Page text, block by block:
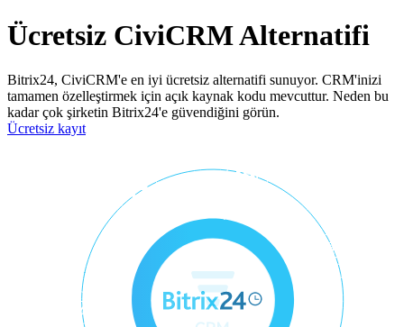
Ücretsiz CiviCRM Alternatifi
Bitrix24, CiviCRM'e en iyi ücretsiz alternatifi sunuyor. CRM'inizi
tamamen özelleştirmek için açık kaynak kodu mevcuttur. Neden bu
kadar çok şirketin Bitrix24'e güvendiğini görün.
Ücretsiz kayıt